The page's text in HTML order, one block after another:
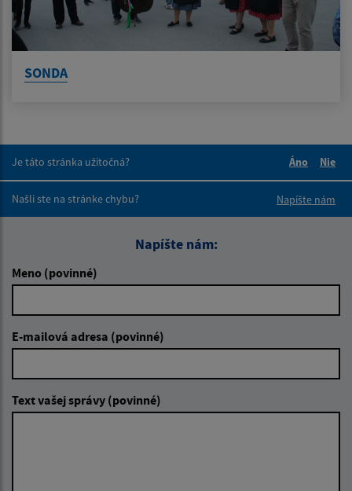
SONDA
Je táto stránka užitočná?
Áno
Nie
Našli ste na stránke chybu?
Napíšte nám
Napíšte nám:
Meno (povinné)
E-mailová adresa (povinné)
Text vašej správy (povinné)